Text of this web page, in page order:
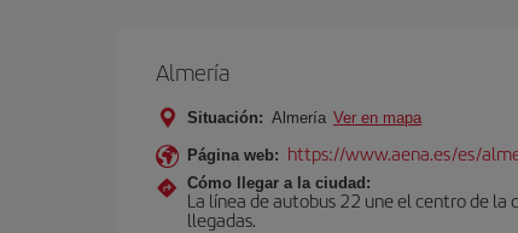
Almería
Situación: Almería Ver en mapa
Página web: https://www.aena.es/es/
Cómo llegar a la ciudad:
La línea de autobus 22 une el centro de
llegadas.